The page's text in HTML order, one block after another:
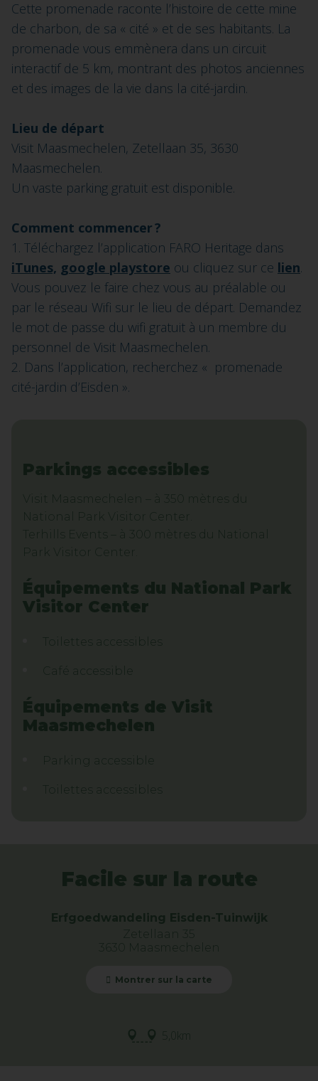
Cette promenade raconte l’histoire de cette mine
de charbon, de sa « cité » et de ses habitants. La
promenade vous emmènera dans un circuit
interactif de 5 km, montrant des photos anciennes
et des images de la vie dans la cité-jardin.
Lieu de départ
Visit Maasmechelen, Zetellaan 35, 3630
Maasmechelen.
Un vaste parking gratuit est disponible.
Comment commencer ?
1. Téléchargez l’application FARO Heritage dans
iTunes, google playstore ou cliquez sur ce lien.
Vous pouvez le faire chez vous au préalable ou
par le réseau Wifi sur le lieu de départ. Demandez
le mot de passe du wifi gratuit à un membre du
personnel de Visit Maasmechelen.
2. Dans l’application, recherchez « promenade
cité-jardin d’Eisden ».
Parkings accessibles
Visit Maasmechelen – à 350 mètres du
National Park Visitor Center.
Terhills Events – à 300 mètres du National
Park Visitor Center.
Équipements du National Park
Visitor Center
Toilettes accessibles
Café accessible
Équipements de Visit
Maasmechelen
Parking accessible
Toilettes accessibles
Facile sur la route
Erfgoedwandeling Eisden-Tuinwijk
Zetellaan 35
3630 Maasmechelen
Montrer sur la carte
5,0km